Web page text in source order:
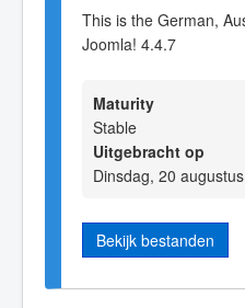
This is the German,
Joomla! 4.4.7
Maturity
Stable
Uitgebracht op
Dinsdag, 20
Bekijk bestanden